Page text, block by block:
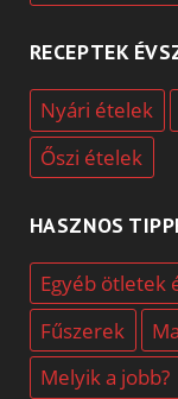
RECEPTEK
Nyári ételek
Őszi ételek
HASZNOS
Egyéb ötletek
Fűszerek
Melyik a jobb?